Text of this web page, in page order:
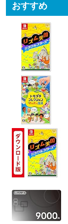
おすすめ